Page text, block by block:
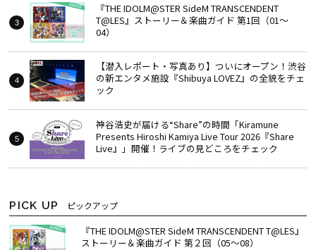
『THE IDOLM@STER SideM TRANSCENDENT
T@LES』ストーリー＆楽曲ガイド 第1回（01～
04）
【潜入レポート・写真あり】ついにオープン！渋谷
の新エンタメ施設『Shibuya LOVEZ』の全貌をチェ
ック
神谷浩史が届ける“Share”の時間――「Kiramune
Presents Hiroshi Kamiya Live Tour 2026『Share
Live』」開催！ライブの見どころをチェック
PICK UP ピックアップ
『THE IDOLM@STER SideM TRANSCENDENT T@LES』
ストーリー＆楽曲ガイド 第２回（05～08）